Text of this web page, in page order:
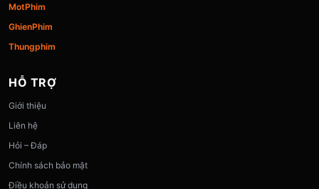
MotPhim
GhienPhim
Thungphim
HỖ TRỢ
Giới thiệu
Liên hệ
Hỏi – Đáp
Chính sách bảo mật
Điều khoản sử dụng